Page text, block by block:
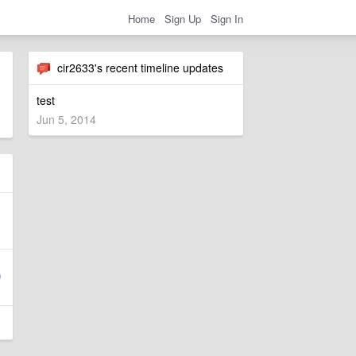
Home Sign Up Sign In
cir2633's recent timeline updates
test
Jun 5, 2014